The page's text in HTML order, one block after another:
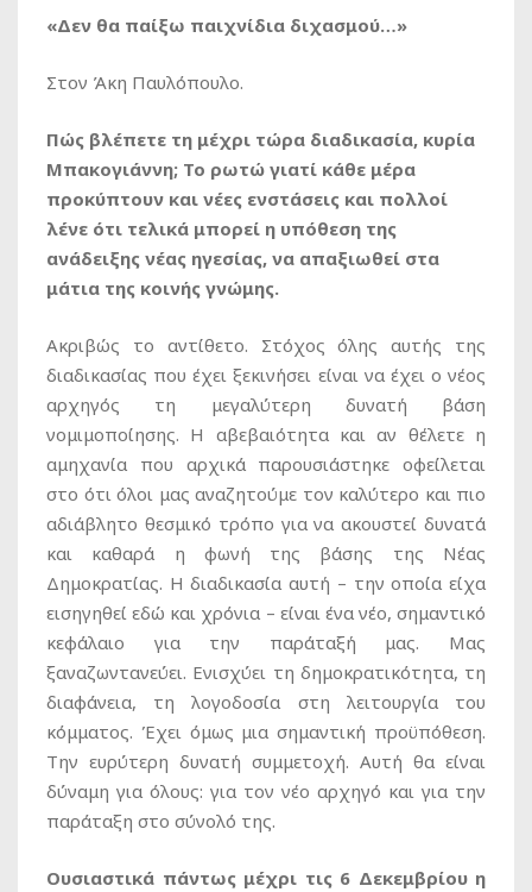
«Δεν θα παίξω παιχνίδια διχασμού…»
Στον Άκη Παυλόπουλο.
Πώς βλέπετε τη μέχρι τώρα διαδικασία, κυρία
Μπακογιάννη; Το ρωτώ γιατί κάθε μέρα
προκύπτουν και νέες ενστάσεις και πολλοί
λένε ότι τελικά μπορεί η υπόθεση της
ανάδειξης νέας ηγεσίας, να απαξιωθεί στα
μάτια της κοινής γνώμης.
Ακριβώς το αντίθετο. Στόχος όλης αυτής της
διαδικασίας που έχει ξεκινήσει είναι να έχει ο νέος
αρχηγός τη μεγαλύτερη δυνατή βάση
νομιμοποίησης. Η αβεβαιότητα και αν θέλετε η
αμηχανία που αρχικά παρουσιάστηκε οφείλεται
στο ότι όλοι μας αναζητούμε τον καλύτερο και πιο
αδιάβλητο θεσμικό τρόπο για να ακουστεί δυνατά
και καθαρά η φωνή της βάσης της Νέας
Δημοκρατίας. Η διαδικασία αυτή – την οποία είχα
εισηγηθεί εδώ και χρόνια – είναι ένα νέο, σημαντικό
κεφάλαιο για την παράταξή μας. Μας
ξαναζωντανεύει. Ενισχύει τη δημοκρατικότητα, τη
διαφάνεια, τη λογοδοσία στη λειτουργία του
κόμματος. Έχει όμως μια σημαντική προϋπόθεση.
Την ευρύτερη δυνατή συμμετοχή. Αυτή θα είναι
δύναμη για όλους: για τον νέο αρχηγό και για την
παράταξη στο σύνολό της.
Ουσιαστικά πάντως μέχρι τις 6 Δεκεμβρίου η